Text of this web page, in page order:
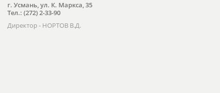
г. Усмань, ул. К. Маркса, 35
Тел.: (272) 2-33-90
Директор - НОРТОВ В.Д.